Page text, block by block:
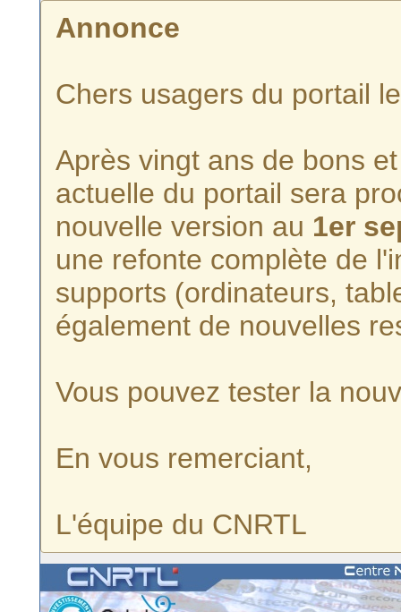
Annonce
Chers usagers du portail
Après vingt ans de bons
actuelle du portail sera
nouvelle version au 1er
une refonte complète de
supports (ordinateurs,
également de nouvelles
Vous pouvez tester la
En vous remerciant,
L'équipe du CNRTL